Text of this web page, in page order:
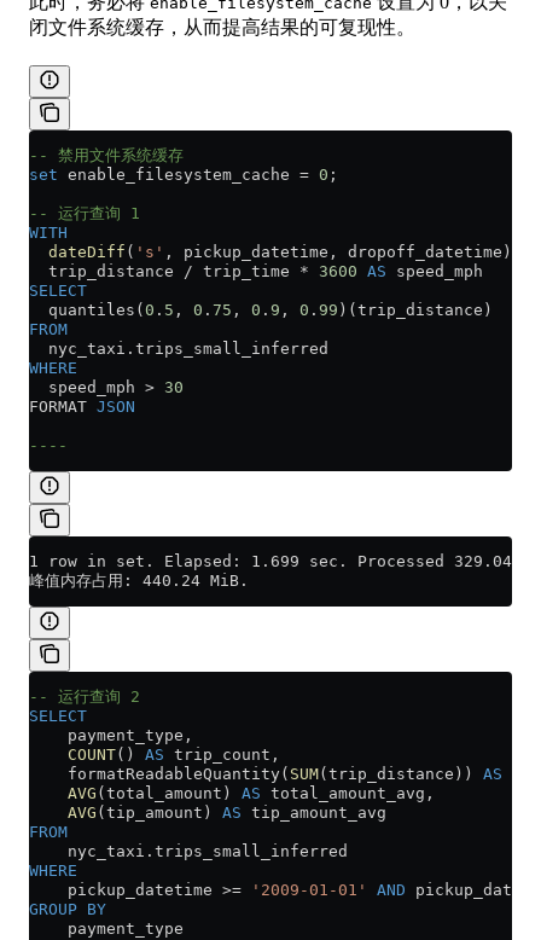
闭文件系统缓存，从而提高结果的可复现性。
-- 禁用文件系统缓存
set enable_filesystem_cache = 0 ;
-- 运行查询 1
WITH
  dateDiff
( 's' , pickup_datetime, dropoff_datetime)
  trip_distance
/ trip_time * 3600 AS speed_mph
SELECT
  quantiles(
0 . 5 , 0 . 75 , 0 . 9 , 0 . 99 )(trip_distance)
FROM
  nyc_taxi
. trips_small_inferred
WHERE
  speed_mph
> 30
FORMAT JSON
----
1 row in set. Elapsed: 1.699 sec. Processed 329.04
峰值内存占用: 440.24 MiB.
-- 运行查询 2
SELECT
    payment_type,
    COUNT
() AS trip_count,
    formatReadableQuantity(
SUM(trip_distance)) AS
    AVG
(total_amount) AS total_amount_avg,
    AVG
(tip_amount) AS tip_amount_avg
FROM
    nyc_taxi
. trips_small_inferred
WHERE
    pickup_datetime
>= '2009-01-01' AND
GROUP BY
    payment_type